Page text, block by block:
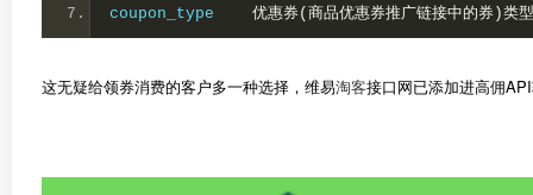
coupon_type 优惠券(商品优惠券推广链接中的券)类
这无疑给领券消费的客户多一种选择，维易淘客接口网已添加进高佣